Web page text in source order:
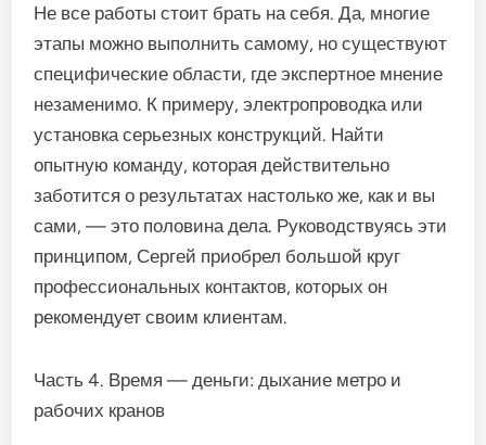
Не все работы стоит брать на себя. Да, многие
этапы можно выполнить самому, но существуют
специфические области, где экспертное мнение
незаменимо. К примеру, электропроводка или
установка серьезных конструкций. Найти
опытную команду, которая действительно
заботится о результатах настолько же, как и вы
сами, — это половина дела. Руководствуясь эти
принципом, Сергей приобрел большой круг
профессиональных контактов, которых он
рекомендует своим клиентам.
Часть 4. Время — деньги: дыхание метро и
рабочих кранов